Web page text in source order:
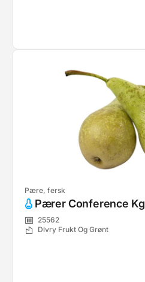
Pære, fersk
Pærer Conference Kg
25562
Dlvry Frukt Og Grønt